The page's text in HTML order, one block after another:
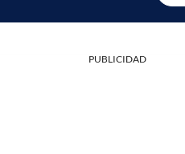
PUBLICIDAD